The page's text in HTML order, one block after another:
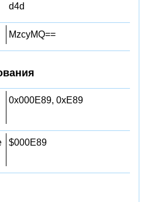
d4d
MzcyMQ==
0x000E89, 0xE89
$000E89